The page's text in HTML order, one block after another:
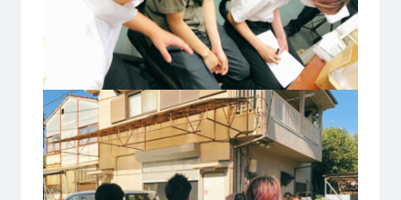
コンサート・イベント科
映像メディア学科
ミュージック科
声優・演劇科
ゲームクリエーター科
建築学科
インテリアデザイン科
情報システム科
電気電子学科
航空学科
法律情報科